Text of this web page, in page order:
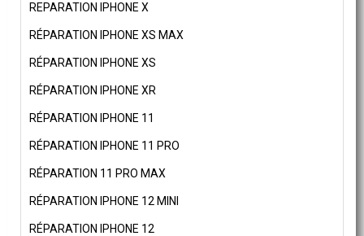
REPARATION IPHONE X
RÉPARATION IPHONE XS MAX
RÉPARATION IPHONE XS
RÉPARATION IPHONE XR
RÉPARATION IPHONE 11
RÉPARATION IPHONE 11 PRO
RÉPARATION 11 PRO MAX
RÉPARATION IPHONE 12 MINI
RÉPARATION IPHONE 12